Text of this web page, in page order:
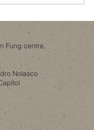
都可以有「可開
Fung centre,
Nolasco